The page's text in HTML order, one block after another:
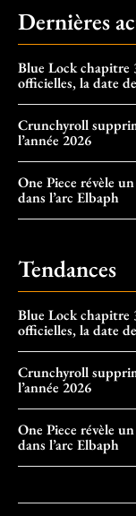
Dernières
Blue Lock chapitre
officielles, la date
Crunchyroll
l’année 2026
One Piece révèle
dans l’arc Elbaph
Tendances
Blue Lock chapitre
officielles, la date
Crunchyroll
l’année 2026
One Piece révèle
dans l’arc Elbaph